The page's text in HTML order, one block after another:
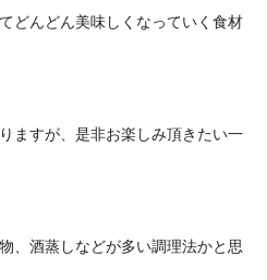
どんどん美味しくなっていく食材
ますが、是非お楽しみ頂きたい一
、酒蒸しなどが多い調理法かと思